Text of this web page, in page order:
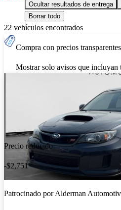
Ocultar resultados de entrega
Borrar todo
22 vehículos encontrados
Compra con precios
Mostrar solo avisos que incluyan
Precio reducido
-$2,751
Patrocinado porAlderman